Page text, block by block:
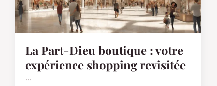
La Part-Dieu boutique : votre
expérience shopping revisitée
...